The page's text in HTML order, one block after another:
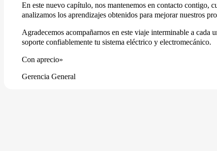
En este nuevo capítulo, nos mantenemos en contacto contigo,
analizamos los aprendizajes obtenidos para mejorar nuestros
Agradecemos acompañarnos en este viaje interminable a cada
soporte confiablemente tu sistema eléctrico y electromecánico.
Con aprecio»
Gerencia General